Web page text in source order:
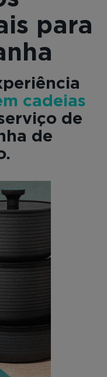
para
cadeias
de
de